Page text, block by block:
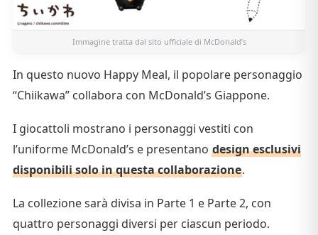
Immagine tratta dal sito ufficiale di McDonald’s
In questo nuovo Happy Meal, il popolare personaggio
“Chiikawa” collabora con McDonald’s Giappone.
I giocattoli mostrano i personaggi vestiti con
l’uniforme McDonald’s e presentano design esclusivi
disponibili solo in questa collaborazione.
La collezione sarà divisa in Parte 1 e Parte 2, con
quattro personaggi diversi per ciascun periodo.